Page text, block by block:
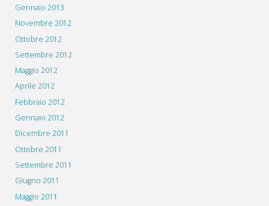
Gennaio 2013
Novembre 2012
Ottobre 2012
Settembre 2012
Maggio 2012
Aprile 2012
Febbraio 2012
Gennaio 2012
Dicembre 2011
Ottobre 2011
Settembre 2011
Giugno 2011
Maggio 2011